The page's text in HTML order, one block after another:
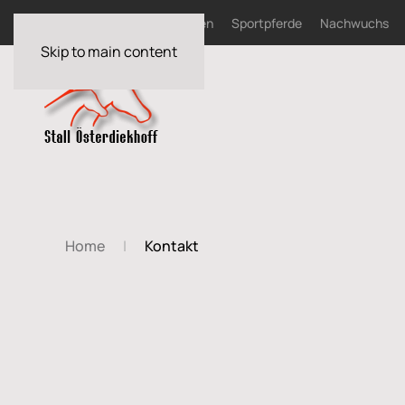
Skip to main content
Zuchtstuten Sportpferde Nachwuchs
Home Kontakt